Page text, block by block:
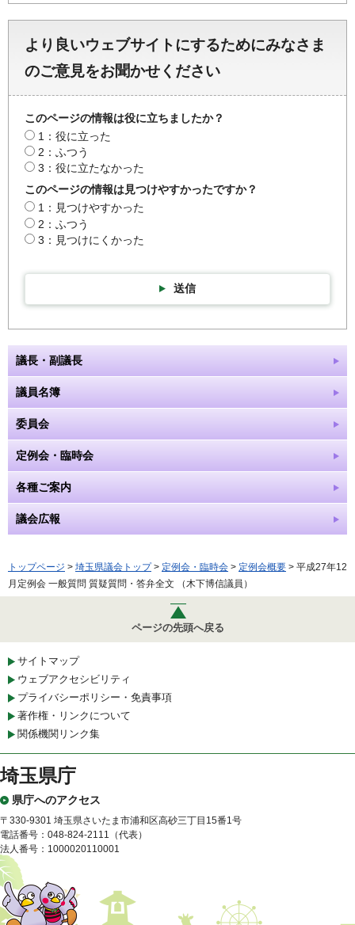
より良いウェブサイトにするためにみなさま
のご意見をお聞かせください
このページの情報は役に立ちましたか？
1：役に立った
2：ふつう
3：役に立たなかった
このページの情報は見つけやすかったですか？
1：見つけやすかった
2：ふつう
3：見つけにくかった
送信
議長・副議長
議員名簿
委員会
定例会・臨時会
各種ご案内
議会広報
トップページ > 埼玉県議会トップ> 定例会・臨時会 > 定例会概要 > 平成27年12
月定例会 一般質問 質疑質問・答弁全文 （木下博信議員）
ページの先頭へ戻る
サイトマップ
ウェブアクセシビリティ
プライバシーポリシー・免責事項
著作権・リンクについて
関係機関リンク集
埼玉県庁
県庁へのアクセス
〒330-9301 埼玉県さいたま市浦和区高砂三丁目15番1号
電話番号：048-824-2111（代表）
法人番号：1000020110001